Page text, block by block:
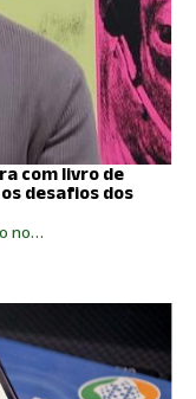
com livro de
desafios dos
no…